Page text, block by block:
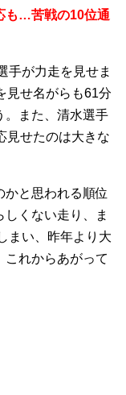
も…苦戦の10位通
手が力走を見せま
見せ名がらも61分
。また、清水選手
見せたのは大きな
と思われる順位
くない走り、ま
まい、昨年より大
これからあがって